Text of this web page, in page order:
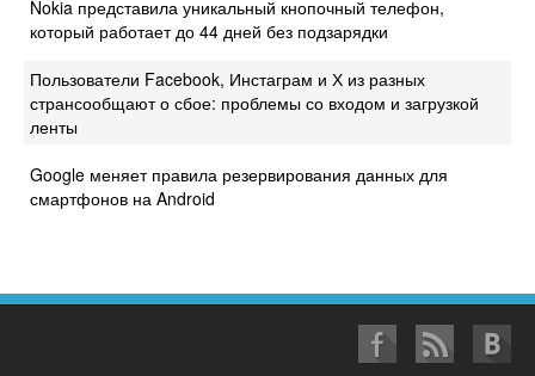
Nokia представила уникальный кнопочный телефон,
который работает до 44 дней без подзарядки
Пользователи Facebook, Инстаграм и Х из разных
странсообщают о сбое: проблемы со входом и загрузкой
ленты
Google меняет правила резервирования данных для
смартфонов на Android